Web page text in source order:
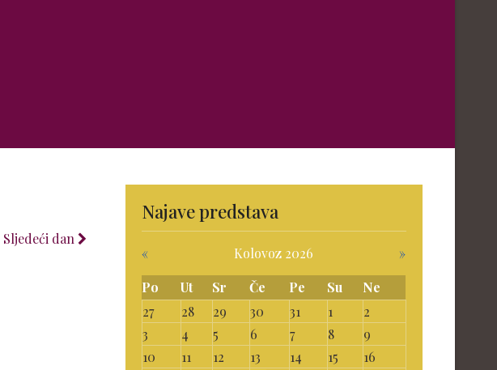
Sljedeći dan
Najave predstava
« Kolovoz 2026
»
Po
Ut Sr Če Pe Su
Ne
27
28 29 30 31 1
2
3
4 5 6 7 8
9
10
11 12 13 14 15
16